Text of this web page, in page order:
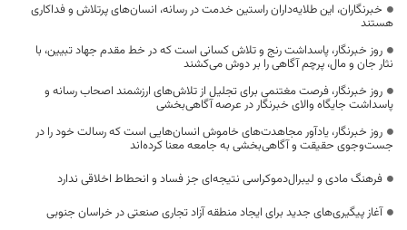
خبرنگاران، این طلایه‌داران راستین خدمت در رسانه، انسان‌های پرتلاش و فداکاری
هستند
روز خبرنگار، پاسداشت رنج و تلاش کسانی است که در خط مقدم جهاد تبیین، با
نثار جان و مال، پرچم آگاهی را بر دوش می‌کشند
روز خبرنگار، فرصت مغتنمی برای تجلیل از تلاش‌های ارزشمند اصحاب رسانه و
پاسداشت جایگاه والای خبرنگار در عرصه آگاهی‌بخشی
روز خبرنگار، یادآور مجاهدت‌های خاموش انسان‌هایی است که رسالت خود را در
جست‌وجوی حقیقت و آگاهی‌بخشی به جامعه معنا کرده‌اند
فرهنگ مادی و لیبرال‌دموکراسی نتیجه‌ای جز فساد و انحطاط اخلاقی ندارد
آغاز پیگیری‌های جدید برای ایجاد منطقه آزاد تجاری صنعتی در خراسان جنوبی